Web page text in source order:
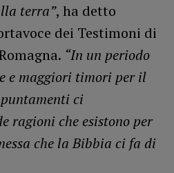
terra”, ha detto
dei Testimoni di
“In un periodo
e maggiori timori per il
ci
ragioni che esistono per
che la Bibbia ci fa di